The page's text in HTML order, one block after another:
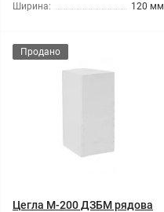
Ширина:
120 мм
Продано
Цегла М-200 ДЗБМ рядова